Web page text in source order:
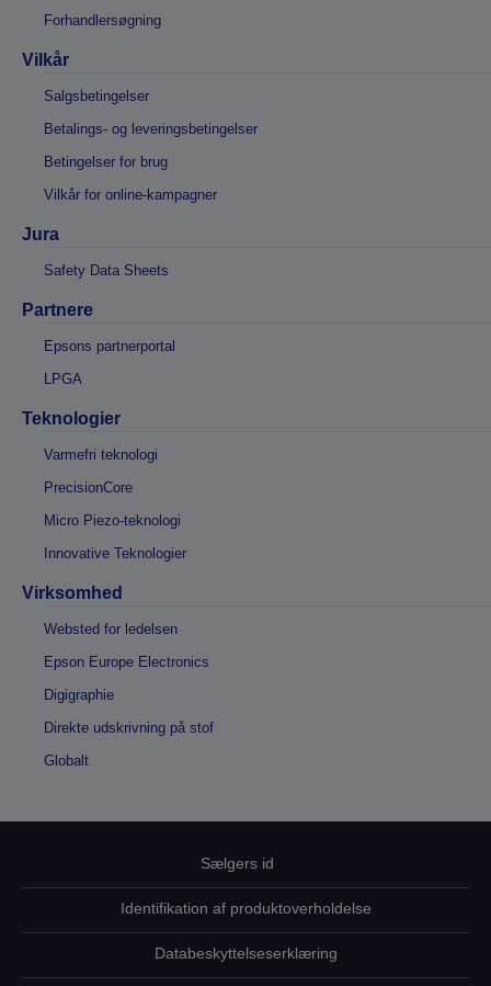
Forhandlersøgning
Vilkår
Salgsbetingelser
Betalings- og leveringsbetingelser
Betingelser for brug
Vilkår for online-kampagner
Jura
Safety Data Sheets
Partnere
Epsons partnerportal
LPGA
Teknologier
Varmefri teknologi
PrecisionCore
Micro Piezo-teknologi
Innovative Teknologier
Virksomhed
Websted for ledelsen
Epson Europe Electronics
Digigraphie
Direkte udskrivning på stof
Globalt
Sælgers id
Identifikation af produktoverholdelse
Databeskyttelseserklæring